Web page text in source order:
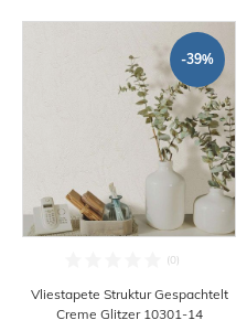
-39%
Vliestapete Struktur Gespachtelt
Creme Glitzer 10301-14